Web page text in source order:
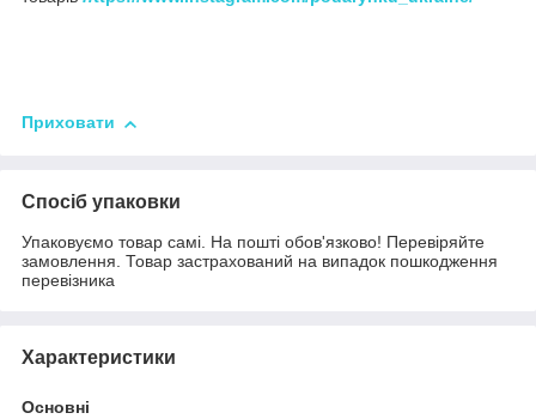
Приховати
Спосіб упаковки
Упаковуємо товар самі. На пошті обов'язково! Перевіряйте
замовлення. Товар застрахований на випадок пошкодження
перевізника
Характеристики
Основні